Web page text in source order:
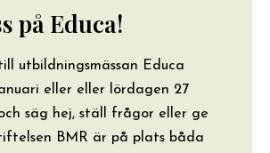
på Educa!
utbildningsmässan Educa
eller eller lördagen 27
säg hej, ställ frågor eller ge
BMR är på plats båda